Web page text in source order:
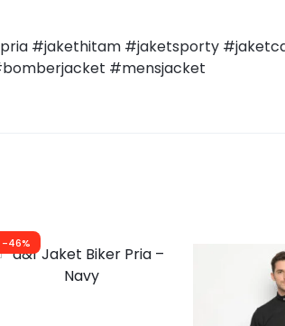
#jakethitam #jaketsporty
#mensjacket
-46%